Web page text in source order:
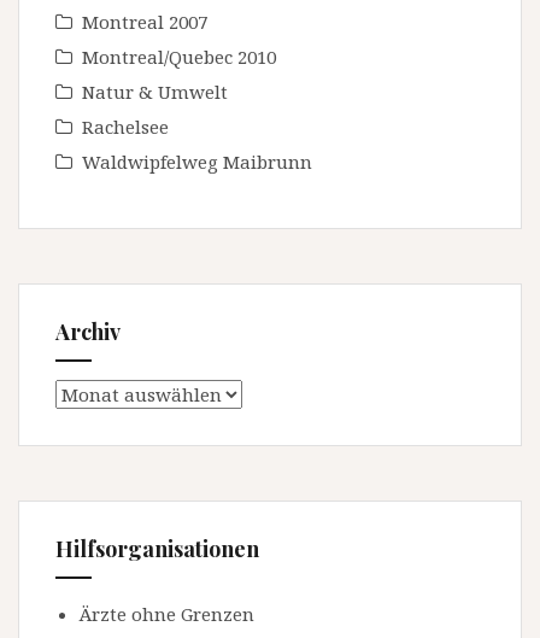
Montreal 2007
Montreal/Quebec 2010
Natur & Umwelt
Rachelsee
Waldwipfelweg Maibrunn
Archiv
Archiv
Hilfsorganisationen
Ärzte ohne Grenzen